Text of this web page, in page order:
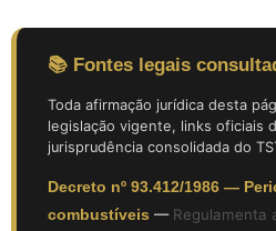
📚 Fontes legais
Toda afirmação jurídica desta
legislação vigente, links oficiais
jurisprudência consolidada do
Decreto nº 93.412/1986 —
combustíveis — Regulamenta